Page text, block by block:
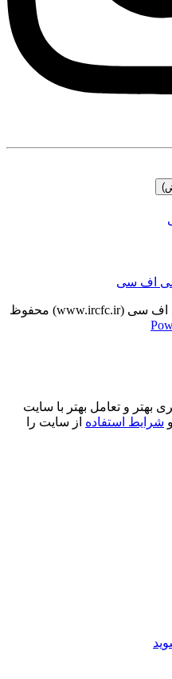
اف سی
تمامی حقوق برای سایت ایران سی اف سی (www.ircfc.ir) محفوظ
بهتر و تعامل بهتر با سایت
و شرایط استفاده از سایت را